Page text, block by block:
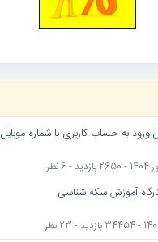
به حساب کاربری با شماره موبایل
آموزش سکه شناسی